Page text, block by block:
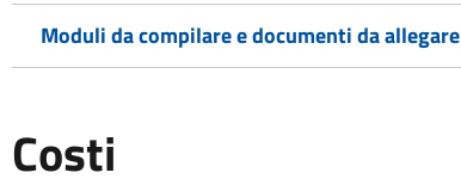
Moduli da compilare e documenti da allegare
Costi